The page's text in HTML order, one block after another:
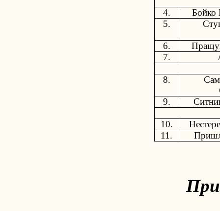
4.
Бойко
5.
6.
7.
8.
9.
10.
11.